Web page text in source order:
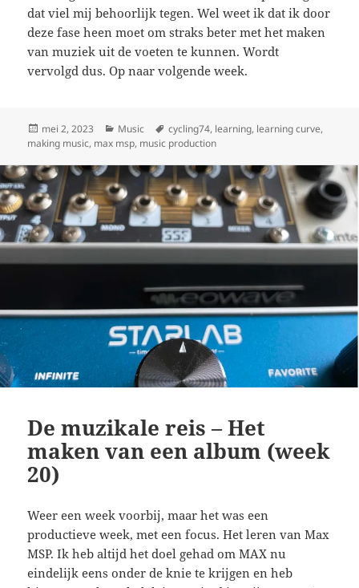
dat viel mij behoorlijk tegen. Wel weet ik dat ik door
deze fase heen moet om straks beter met het maken
van muziek uit de voeten te kunnen. Wordt
vervolgd dus. Op naar volgende week.
Geplaatst
op
mei 2, 2023 Categorieën
Music Tags
cycling74, learning, learning curve,
making music, max msp, music production
De muzikale reis – Het
maken van een album (week
20)
Weer een week voorbij, maar het was een
productieve week, met een focus. Het leren van Max
MSP. Ik heb altijd het doel gehad om MAX nu
eindelijk eens onder de knie te krijgen en heb